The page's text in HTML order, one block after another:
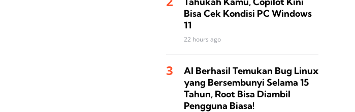
Bisa Cek Kondisi PC Windows
11
22 hours ago
AI Berhasil Temukan Bug Linux
yang Bersembunyi Selama 15
Tahun, Root Bisa Diambil
Pengguna Biasa!